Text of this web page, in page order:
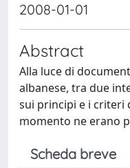
2008-01-01
Abstract
Alla luce di
albanese, tra due
sui principi e i criteri
momento ne erano
Scheda breve